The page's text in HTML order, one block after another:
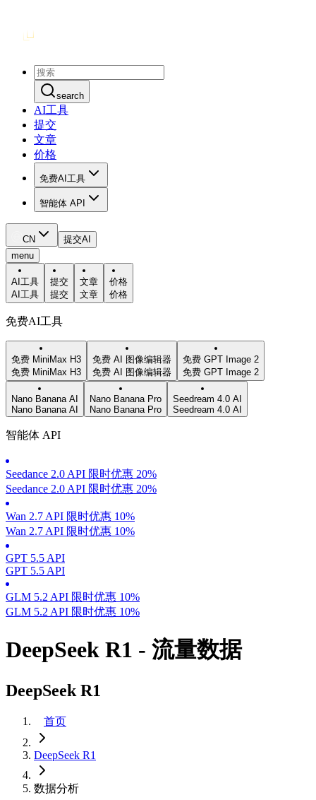
search
AI工具
提交
文章
价格
免费AI工具
智能体 API
CN
提交AI
menu
AI工具
AI工具
提交
提交
文章
文章
价格
价格
免费AI工具
免费 MiniMax H3
免费 MiniMax H3
免费 AI 图像编辑器
免费 AI 图像编辑器
免费 GPT Image 2
免费 GPT Image 2
Nano Banana AI
Nano Banana AI
Nano Banana Pro
Nano Banana Pro
Seedream 4.0 AI
Seedream 4.0 AI
智能体 API
Seedance 2.0 API 限时优惠 20%
Seedance 2.0 API 限时优惠 20%
Wan 2.7 API 限时优惠 10%
Wan 2.7 API 限时优惠 10%
GPT 5.5 API
GPT 5.5 API
GLM 5.2 API 限时优惠 10%
GLM 5.2 API 限时优惠 10%
DeepSeek R1 - 流量数据
DeepSeek R1
首页
DeepSeek R1
数据分析